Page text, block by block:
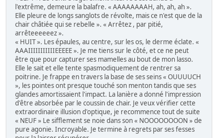
l'extrême, demeure la balafre. « AAAAAAAAH, ah, ah, ah ».
Elle pleure de longs sanglots de révolte, mais ce n'est que de la
chair châtiée qui se rebelle ». « Arrêtez , par pitié,
arrêteeeeeez ».
« HUIT ». Les épaules, au centre, sur les os, le derme éclate. «
AAAIIIIIIIIIIIEEEEE ». Je me tiens sur le côté, et ce ne peut
être que pour capturer ses mamelles au bout de mon lasso.
Elle le sait et elle tente spasmodiquement de rentrer sa
poitrine. Je frappe en travers la base de ses seins « OUUUUCH
», les pointes ont presque touché son menton tandis que ses
glandes amortissaient l'impact. La lanière a donné l'impression
d'être absorbée par le coussin de chair. Je veux vérifier cette
extraordinaire illusion d'optique, je recommence tout de suite
« NEUF » Le sifflement se noie dans son « NOOOOOOOON » de
pure agonie. Incroyable. Je termine à regrets par ses fesses